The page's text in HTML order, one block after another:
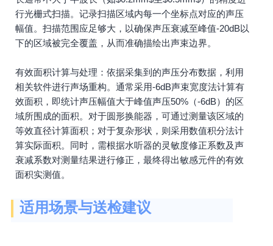
行光栅式扫描。记录扫描区域内每一个坐标点对应的声压
幅值。扫描范围应足够大，以确保声压衰减至峰值-20dB以
下的区域被完全覆盖，从而准确描绘出声束边界。
有效面积计算与处理：依据采集到的声压分布数据，利用
相关软件进行声场重构。通常采用-6dB声束宽度法计算有
效面积，即统计声压幅值大于峰值声压50%（-6dB）的区
域所围成的面积。对于圆形换能器，可通过测量该区域的
等效直径计算面积；对于复杂形状，则采用数值积分法计
算实际面积。同时，需根据水听器的灵敏度修正系数及声
衰减系数对测量结果进行修正，最终得出敏感元件的有效
面积实测值。
适用场景与送检建议